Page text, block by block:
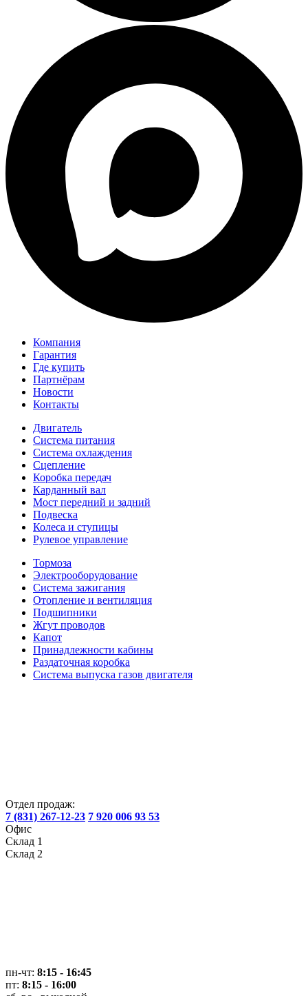
Компания
Гарантия
Где купить
Партнёрам
Новости
Контакты
Двигатель
Система питания
Система охлаждения
Сцепление
Коробка передач
Карданный вал
Мост передний и задний
Подвеска
Колеса и ступицы
Рулевое управление
Тормоза
Электрооборудование
Система зажигания
Отопление и вентиляция
Подшипники
Жгут проводов
Капот
Принадлежности кабины
Раздаточная коробка
Система выпуска газов двигателя
Отдел продаж:
7 (831) 267-12-23 7 920 006 93 53
Офис
Склад 1
Склад 2
пн-чт: 8:15 - 16:45
пт: 8:15 - 16:00